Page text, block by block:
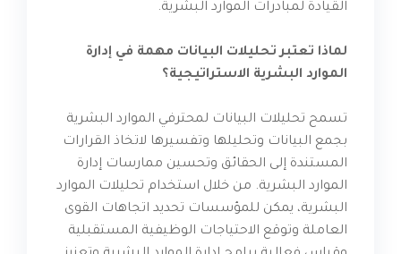
القيادة لمبادرات الموارد البشرية.
لماذا تعتبر تحليلات البيانات مهمة في إدارة
الموارد البشرية الاستراتيجية؟
تسمح تحليلات البيانات لمحترفي الموارد البشرية
بجمع البيانات وتحليلها وتفسيرها لاتخاذ القرارات
المستندة إلى الحقائق وتحسين ممارسات إدارة
الموارد البشرية. من خلال استخدام تحليلات الموارد
البشرية، يمكن للمؤسسات تحديد اتجاهات القوى
العاملة وتوقع الاحتياجات الوظيفية المستقبلية